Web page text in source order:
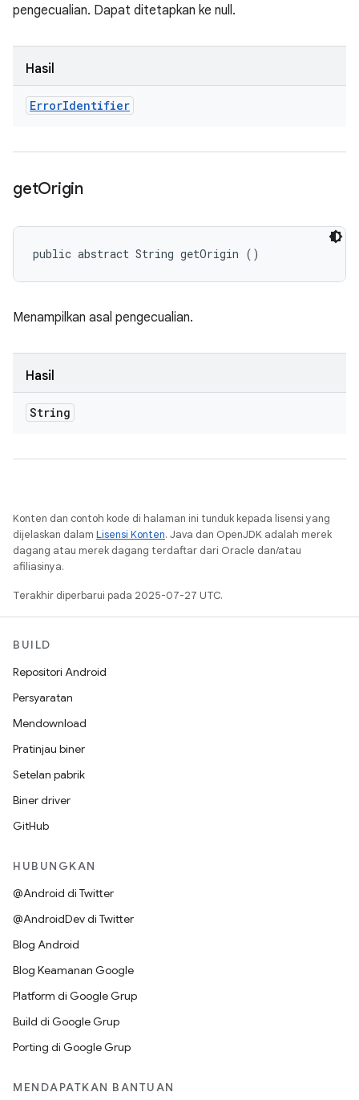
pengecualian. Dapat ditetapkan ke null.
Hasil
ErrorIdentifier
getOrigin
public abstract String getOrigin ()
Menampilkan asal pengecualian.
Hasil
String
Konten dan contoh kode di halaman ini tunduk kepada lisensi yang
dijelaskan dalam Lisensi Konten. Java dan OpenJDK adalah merek
dagang atau merek dagang terdaftar dari Oracle dan/atau
afiliasinya.
Terakhir diperbarui pada 2025-07-27 UTC.
BUILD
Repositori Android
Persyaratan
Mendownload
Pratinjau biner
Setelan pabrik
Biner driver
GitHub
HUBUNGKAN
@Android di Twitter
@AndroidDev di Twitter
Blog Android
Blog Keamanan Google
Platform di Google Grup
Build di Google Grup
Porting di Google Grup
MENDAPATKAN BANTUAN